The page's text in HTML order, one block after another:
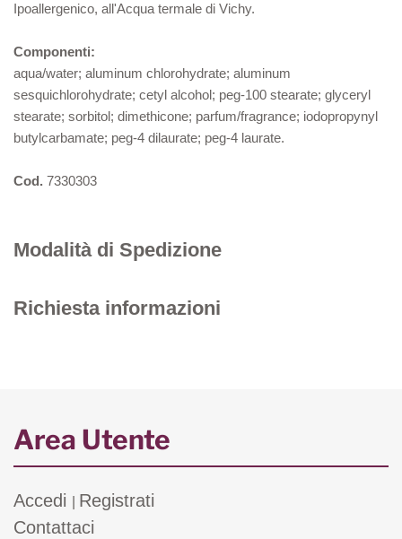
Ipoallergenico, all'Acqua termale di Vichy.
Componenti:
aqua/water; aluminum chlorohydrate; aluminum
sesquichlorohydrate; cetyl alcohol; peg-100 stearate; glyceryl
stearate; sorbitol; dimethicone; parfum/fragrance; iodopropynyl
butylcarbamate; peg-4 dilaurate; peg-4 laurate.
Cod. 7330303
Modalità di Spedizione
Richiesta informazioni
Area Utente
Accedi
Registrati
Contattaci